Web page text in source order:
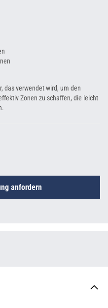
das verwendet wird, um den
Zonen zu schaffen, die leicht
anfordern